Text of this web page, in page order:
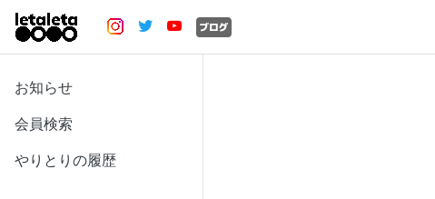
お知らせ
会員検索
やりとりの履歴